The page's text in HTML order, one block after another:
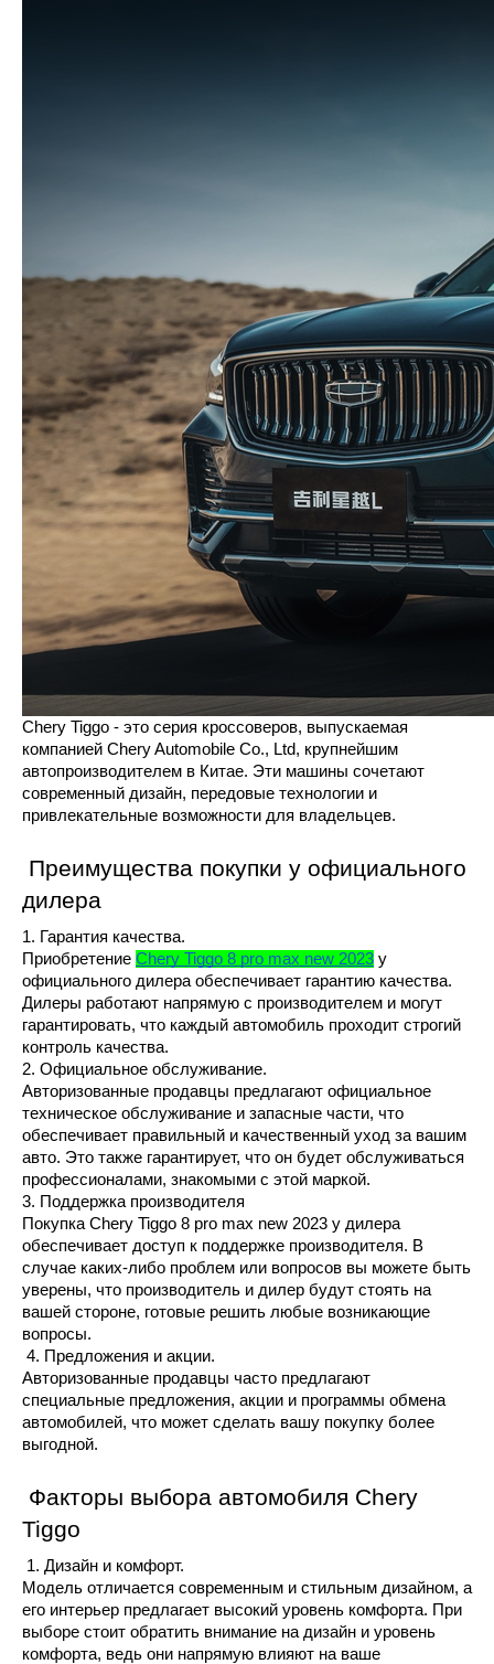
Chery Tiggo - это серия кроссоверов, выпускаемая
компанией Chery Automobile Co., Ltd, крупнейшим
автопроизводителем в Китае. Эти машины сочетают
современный дизайн, передовые технологии и
привлекательные возможности для владельцев.
Преимущества покупки у официального
дилера
1. Гарантия качества.
Приобретение Chery Tiggo 8 pro max new 2023 у
официального дилера обеспечивает гарантию качества.
Дилеры работают напрямую с производителем и могут
гарантировать, что каждый автомобиль проходит строгий
контроль качества.
2. Официальное обслуживание.
Авторизованные продавцы предлагают официальное
техническое обслуживание и запасные части, что
обеспечивает правильный и качественный уход за вашим
авто. Это также гарантирует, что он будет обслуживаться
профессионалами, знакомыми с этой маркой.
3. Поддержка производителя
Покупка Chery Tiggo 8 pro max new 2023 у дилера
обеспечивает доступ к поддержке производителя. В
случае каких-либо проблем или вопросов вы можете быть
уверены, что производитель и дилер будут стоять на
вашей стороне, готовые решить любые возникающие
вопросы.
4. Предложения и акции.
Авторизованные продавцы часто предлагают
специальные предложения, акции и программы обмена
автомобилей, что может сделать вашу покупку более
выгодной.
Факторы выбора автомобиля Chery
Tiggo
1. Дизайн и комфорт.
Модель отличается современным и стильным дизайном, а
его интерьер предлагает высокий уровень комфорта. При
выборе стоит обратить внимание на дизайн и уровень
комфорта, ведь они напрямую влияют на ваше